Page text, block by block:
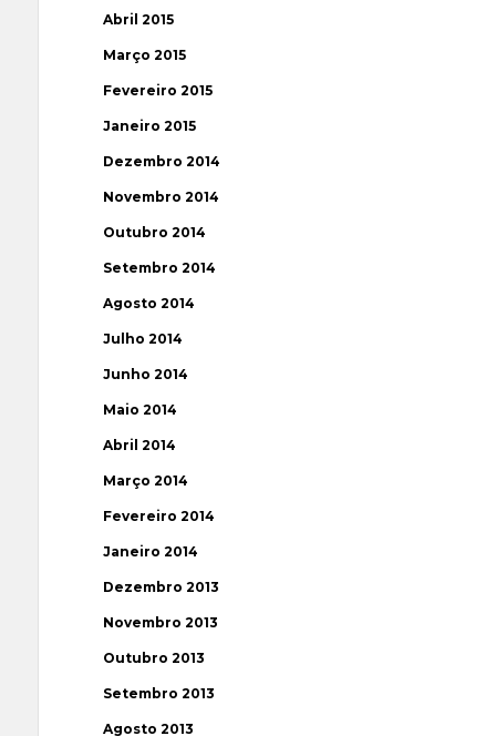
Abril 2015
Março 2015
Fevereiro 2015
Janeiro 2015
Dezembro 2014
Novembro 2014
Outubro 2014
Setembro 2014
Agosto 2014
Julho 2014
Junho 2014
Maio 2014
Abril 2014
Março 2014
Fevereiro 2014
Janeiro 2014
Dezembro 2013
Novembro 2013
Outubro 2013
Setembro 2013
Agosto 2013